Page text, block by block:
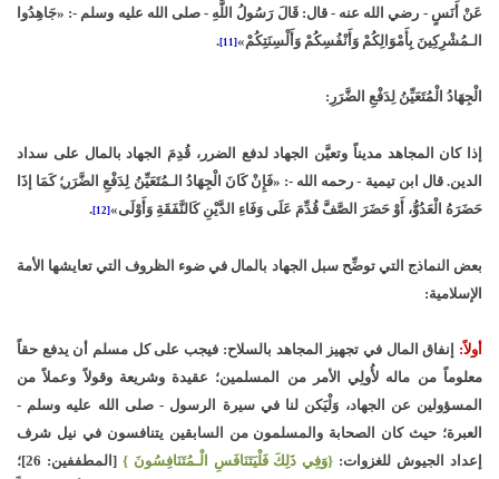
عَنْ أَنَسٍ - رضي الله عنه - قال: قَالَ رَسُولُ اللَّهِ - صلى الله عليه وسلم -: «جَاهِدُوا
الـمُشْرِكِينَ بِأَمْوَالِكُمْ وَأَنْفُسِكُمْ وَأَلْسِنَتِكُمْ»[11]
.
الْجِهَادُ الْمُتَعَيِّنُ لِدَفْعِ الضَّرَرِ:
إذا كان المجاهد مديناً وتعيَّن الجهاد لدفع الضرر، قُدِمَ الجهاد بالمال على سداد
الدين. قال ابن تيمية - رحمه الله -: «فَإِنْ كَانَ الْجِهَادُ الـمُتَعَيِّنُ لِدَفْعِ الضَّرَر؛ِ كَمَا إذَا
حَضَرَهُ الْعَدُوُّ، أَوْ حَضَرَ الصَّفَّ قُدِّمَ عَلَى وَفَاءِ الدَّيْنِ كَالنَّفَقَةِ وَأَوْلَى»[12]
.
بعض النماذج التي توضِّح سبل الجهاد بالمال في ضوء الظروف التي تعايشها الأمة
الإسلامية:
أولاً: إنفاق المال في تجهيز المجاهد بالسلاح: فيجب على كل مسلم أن يدفع حقاً
معلوماً من ماله لأُولِي الأمر من المسلمين؛ عقيدة وشريعة وقولاً وعملاً من
المسؤولين عن الجهاد، وَلْيَكن لنا في سيرة الرسول - صلى الله عليه وسلم -
العبرة؛ حيث كان الصحابة والمسلمون من السابقين يتنافسون في نيل شرف
إعداد الجيوش للغزوات: {وَفِي ذَلِكَ فَلْيَتَنَافَسِ الْـمُتَنَافِسُونَ }
[المطففين: 26]؛